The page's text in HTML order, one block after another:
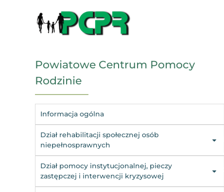
Powiatowe Centrum Pomocy
Rodzinie
Informacja ogólna
Dział rehabilitacji społecznej osób
niepełnosprawnych
Dział pomocy instytucjonalnej, pieczy
zastępczej i interwencji kryzysowej